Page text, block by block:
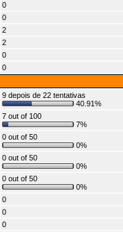
0
0
2
2
0
0
9 depois de 22 tentativas
40.91%
7 out of 100
7%
0 out of 50
0%
0 out of 50
0%
0 out of 50
0%
0
0
0